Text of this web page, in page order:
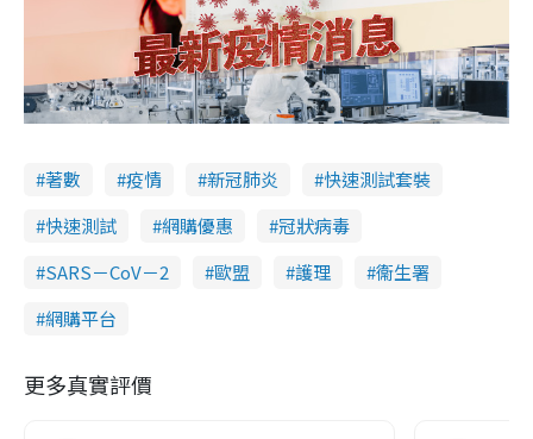
著數 疫情 新冠肺炎
快速測試套裝
快速測試
網購優惠
冠狀病毒
SARS－CoV－2
歐盟 護理
衞生署
網購平台
更多真實評價